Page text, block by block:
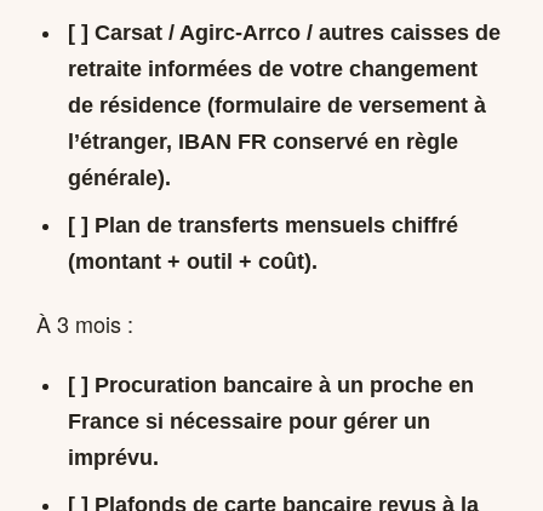
[ ] Carsat / Agirc-Arrco / autres caisses de
retraite informées de votre changement
de résidence (formulaire de versement à
l’étranger, IBAN FR conservé en règle
générale).
[ ] Plan de transferts mensuels chiffré
(montant + outil + coût).
À 3 mois :
[ ] Procuration bancaire à un proche en
France si nécessaire pour gérer un
imprévu.
[ ] Plafonds de carte bancaire revus à la